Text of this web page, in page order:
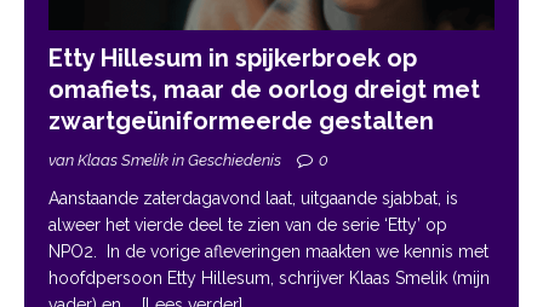
Etty Hillesum in spijkerbroek op
omafiets, maar de oorlog dreigt met
zwartgeüniformeerde gestalten
van Klaas Smelik in Geschiedenis 0
Aanstaande zaterdagavond laat, uitgaande sjabbat, is
alweer het vierde deel te zien van de serie ‘Etty’ op
NPO2. In de vorige afleveringen maakten we kennis met
hoofdpersoon Etty Hillesum, schrijver Klaas Smelik (mijn